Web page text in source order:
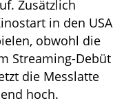
Zusätzlich
in den USA
obwohl die
Streaming-Debüt
die Messlatte
hoch.